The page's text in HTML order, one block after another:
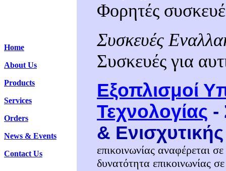
Φορητές
Συσκευές
Συσκευές για
Εξοπλισμοί
Τεχνολογίας -
&
επικοινωνίας αναφέρεται
δυνατότητα επικοινωνίας
Home
About Us
Products
Services
Orders
News & Events
Contact Us